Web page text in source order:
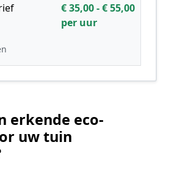
€ 35,00 - € 55,00
per uur
erkende eco-
uw tuin